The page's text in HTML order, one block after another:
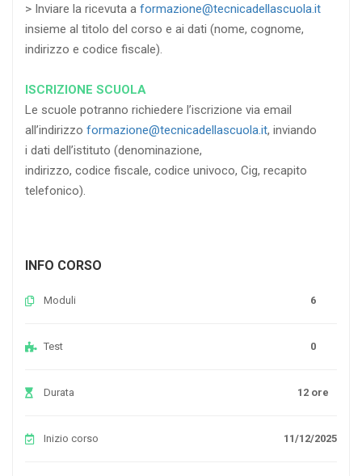
> Inviare la ricevuta a formazione@tecnicadellascuola.it
insieme al titolo del corso e ai dati (nome, cognome,
indirizzo e codice fiscale).
ISCRIZIONE SCUOLA
Le scuole potranno richiedere l’iscrizione via email
all’indirizzo formazione@tecnicadellascuola.it, inviando
i dati dell’istituto (denominazione,
indirizzo, codice fiscale, codice univoco, Cig, recapito
telefonico).
INFO CORSO
Moduli 6
Test 0
Durata 12 ore
Inizio corso 11/12/2025